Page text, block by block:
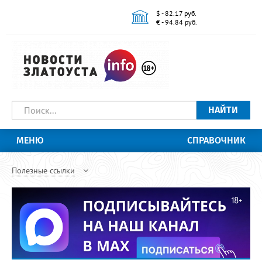
$ - 82.17 руб.
€ - 94.84 руб.
НАЙТИ
МЕНЮ СПРАВОЧНИК
Полезные ссылки